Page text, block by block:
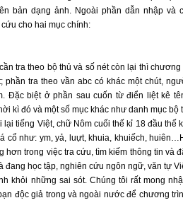
bản dạng ảnh. Ngoài phần dẫn nhập và
cho hai mục chính:
tra theo bộ thủ và số nét còn lại thì chương
phần tra theo vần abc có khác một chút,
Đặc biệt ở phần sau cuốn từ điển liệt kê
kì đó và một số mục khác như danh mục bộ
tiếng Việt, chữ Nôm cuối thế kỉ 18 đầu thế
cổ như: ym, yả, luựt, khuia, khuiếch,
hơn trong việc tra cứu, tìm kiếm thông tin và
học tập, nghiên cứu ngôn ngữ, văn tự
khỏi những sai sót. Chúng tôi rất mong
độc giả trong và ngoài nước để chương